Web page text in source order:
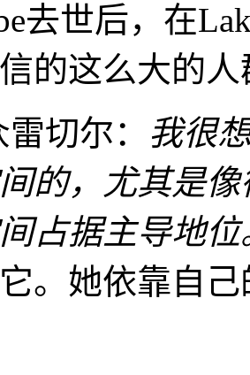
去世后，在
的这么大的
切尔： 我很
的，尤其是
占据主导地位
。她依靠自